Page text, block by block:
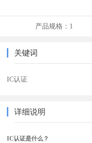
产品规格： 1
关键词
IC认证
详细说明
IC认证是什么？